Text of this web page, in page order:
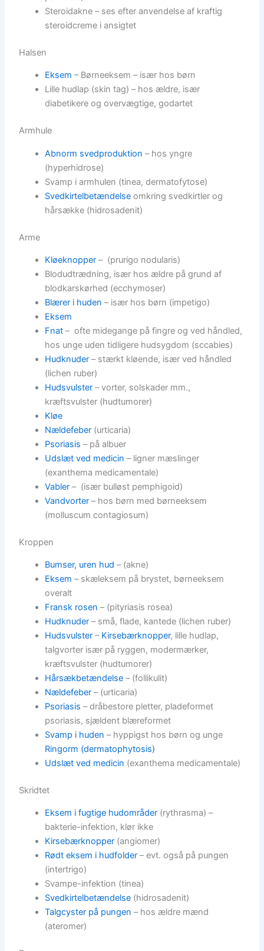
Steroidakne – ses efter anvendelse af kraftig
steroidcreme i ansigtet
Halsen
Eksem – Børneeksem – især hos børn
Lille hudlap (skin tag) – hos ældre, især
diabetikere og overvægtige, godartet
Armhule
Abnorm svedproduktion – hos yngre
(hyperhidrose)
Svamp i armhulen (tinea, dermatofytose)
Svedkirtelbetændelse omkring svedkirtler og
hårsække (hidrosadenit)
Arme
Kløeknopper – (prurigo nodularis)
Blodudtrædning, især hos ældre på grund af
blodkarskørhed (ecchymoser)
Blærer i huden – især hos børn (impetigo)
Eksem
Fnat – ofte midegange på fingre og ved håndled,
hos unge uden tidligere hudsygdom (sccabies)
Hudknuder – stærkt kløende, især ved håndled
(lichen ruber)
Hudsvulster – vorter, solskader mm.,
kræftsvulster (hudtumorer)
Kløe
Nældefeber (urticaria)
Psoriasis – på albuer
Udslæt ved medicin – ligner mæslinger
(exanthema medicamentale)
Vabler – (især bulløst pemphigoid)
Vandvorter – hos børn med børneeksem
(molluscum contagiosum)
Kroppen
Bumser, uren hud– (akne)
Eksem – skæleksem på brystet, børneeksem
overalt
Fransk rosen – (pityriasis rosea)
Hudknuder – små, flade, kantede (lichen ruber)
Hudsvulster – Kirsebærknopper, lille hudlap,
talgvorter især på ryggen, modermærker,
kræftsvulster (hudtumorer)
Hårsækbetændelse – (follikulit)
Nældefeber – (urticaria)
Psoriasis – dråbestore pletter, pladeformet
psoriasis, sjældent blæreformet
Svamp i huden – hyppigst hos børn og unge
Ringorm (dermatophytosis)
Udslæt ved medicin (exanthema medicamentale)
Skridtet
Eksem i fugtige hudområder (rythrasma) –
bakterie-infektion, klør ikke
Kirsebærknopper (angiomer)
Rødt eksem i hudfolder – evt. også på pungen
(intertrigo)
Svampe-infektion (tinea)
Svedkirtelbetændelse (hidrosadenit)
Talgcyster på pungen – hos ældre mænd
(ateromer)